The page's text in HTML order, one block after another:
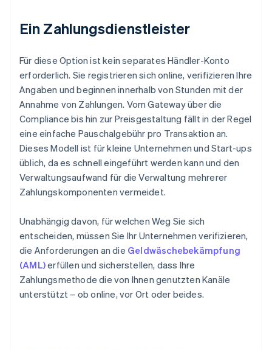
Ein Zahlungsdienstleister
Für diese Option ist kein separates Händler-Konto
erforderlich. Sie registrieren sich online, verifizieren Ihre
Angaben und beginnen innerhalb von Stunden mit der
Annahme von Zahlungen. Vom Gateway über die
Compliance bis hin zur Preisgestaltung fällt in der Regel
eine einfache Pauschalgebühr pro Transaktion an.
Dieses Modell ist für kleine Unternehmen und Start-ups
üblich, da es schnell eingeführt werden kann und den
Verwaltungsaufwand für die Verwaltung mehrerer
Zahlungskomponenten vermeidet.
Unabhängig davon, für welchen Weg Sie sich
entscheiden, müssen Sie Ihr Unternehmen verifizieren,
die Anforderungen an die Geldwäschebekämpfung
(AML)erfüllen und sicherstellen, dass Ihre
Zahlungsmethode die von Ihnen genutzten Kanäle
unterstützt – ob online, vor Ort oder beides.